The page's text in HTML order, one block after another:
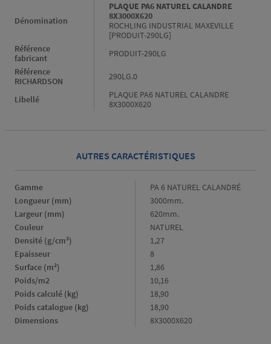
Dénomination
PLAQUE PA6 NATUREL CALANDRE
8X3000X620
ROCHLING INDUSTRIAL MAXEVILLE
[PRODUIT-290LG]
Référence
fabricant
PRODUIT-290LG
Référence
RICHARDSON
290LG.0
Libellé
PLAQUE PA6 NATUREL CALANDRE
8X3000X620
AUTRES CARACTÉRISTIQUES
Gamme Gamme
PA 6 NATUREL CALANDRÉ
Longueur (mm)
Longueur
(mm)
3000mm.
Largeur (mm)
Largeur
(mm)
620mm.
Couleur
Couleur
NATUREL
Densité (g/cm³)
Densité
(g/cm³)
1,27
Epaisseur
Epaisseur
8
Surface (m²)
Surface
(m²)
1,86
Poids/m2
Poids/m2
10,16
Poids calculé (kg)
Poids
calculé
(kg)
18,90
Poids catalogue (kg)
Poids
catalogue
(kg)
18,90
Dimensions
Dimensions
8X3000X620